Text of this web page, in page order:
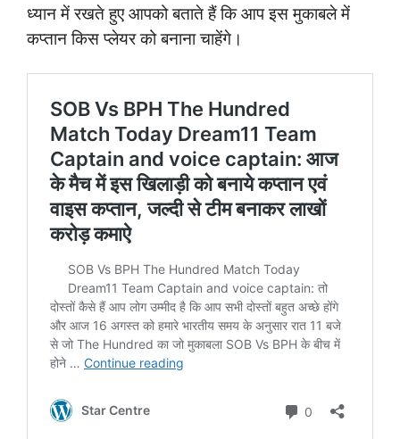
ध्यान में रखते हुए आपको बताते हैं कि आप इस मुकाबले में
कप्तान किस प्लेयर को बनाना चाहेंगे।